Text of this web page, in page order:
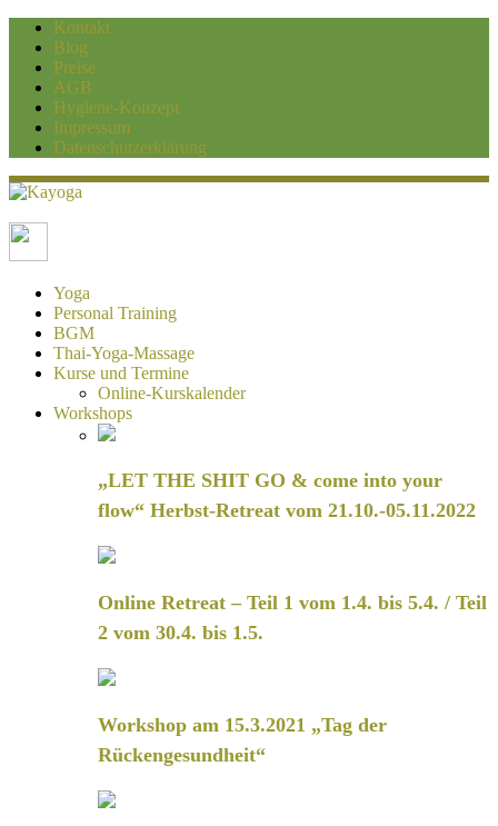
Kontakt
Blog
Preise
AGB
Hygiene-Konzept
Impressum
Datenschutzerklärung
Kayoga
Yoga und Personaltraining Duisburg
Yoga
Personal Training
BGM
Thai-Yoga-Massage
Kurse und Termine
Online-Kurskalender
Workshops
„LET THE SHIT GO & come into your
flow“ Herbst-Retreat vom 21.10.-05.11.2022
Online Retreat – Teil 1 vom 1.4. bis 5.4. / Teil
2 vom 30.4. bis 1.5.
Workshop am 15.3.2021 „Tag der
Rückengesundheit“